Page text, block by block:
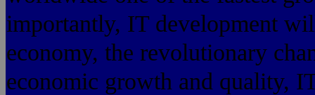
importantly, IT development
economy, the revolutionary
economic growth and quality,